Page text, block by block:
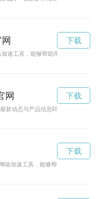
速工具，能够帮助用户加速网络连
下载
网
新动态与产品信息吗？欢迎进入
下载
络加速工具，能够帮助用户快速连
下载